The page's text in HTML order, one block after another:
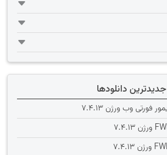
جدیدترین دانلودها